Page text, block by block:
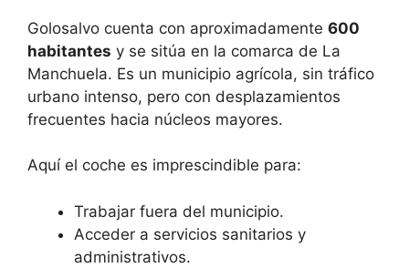
Golosalvo cuenta con aproximadamente 600
habitantes y se sitúa en la comarca de La
Manchuela. Es un municipio agrícola, sin tráfico
urbano intenso, pero con desplazamientos
frecuentes hacia núcleos mayores.
Aquí el coche es imprescindible para:
Trabajar fuera del municipio.
Acceder a servicios sanitarios y
administrativos.